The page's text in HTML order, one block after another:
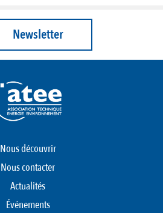
Newsletter
Nous découvrir
Nous contacter
Actualités
Événements